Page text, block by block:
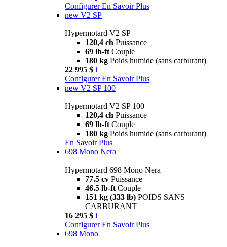
Configurer En Savoir Plus
new V2 SP
Hypermotard V2 SP
120,4 ch Puissance
69 lb-ft Couple
180 kg Poids humide (sans carburant)
22 995 $ i
Configurer En Savoir Plus
new V2 SP 100
Hypermotard V2 SP 100
120,4 ch Puissance
69 lb-ft Couple
180 kg Poids humide (sans carburant)
En Savoir Plus
698 Mono Nera
Hypermotard 698 Mono Nera
77.5 cv Puissance
46.5 lb-ft Couple
151 kg (333 lb) POIDS SANS
CARBURANT
16 295 $ i
Configurer En Savoir Plus
698 Mono